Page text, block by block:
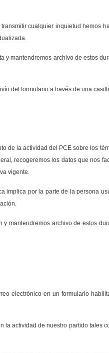
cualquier inquietud hemos
y mantendremos archivo de estos
del formulario a través de una
la actividad del PCE sobre los
recogeremos los datos que nos
vigente.
implica por la parte de la persona
y mantendremos archivo de estos
electrónico en un formulario
actividad de nuestro partido tales